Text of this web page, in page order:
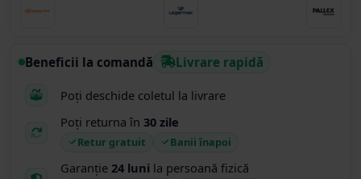
Beneficii la comandă Livrare rapidă
Poți deschide coletul la livrare
Poți returna în 30 zile
Retur gratuit Banii înapoi
Garanție 24 luni la persoană fizică